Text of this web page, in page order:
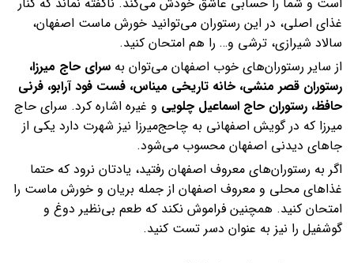
غذای اصلی، در این رستوران می‌توانید خورش ماست اصفهان،
سالاد شیرازی، ترشی و… را هم امتحان کنید.
از سایر رستوران‌های خوب اصفهان می‌توان به سرای حاج میرزا،‌
رستوران قصر منشی، خانه تاریخی میناس، فست فود آرابو، فرنی
حافظ، رستوران حاج اسماعیل چلویی و غیره اشاره کرد. سرای حاج
میرزا که در گویش اصفهانی به چاحج‌میرزا نیز شهرت دارد یکی از
جاهای دیدنی اصفهان محسوب می‌شود.
اگر به رستوران‌های معروف اصفهان رفتید، یادتان نرود که حتما
غذاهای محلی و معروف اصفهان از جمله بریان و خورش ماست را
امتحان کنید. همچنین فراموش نکند که طعم بی‌نظیر دوغ و
گوشفیل را نیز به عنوان دسر تست کنید.